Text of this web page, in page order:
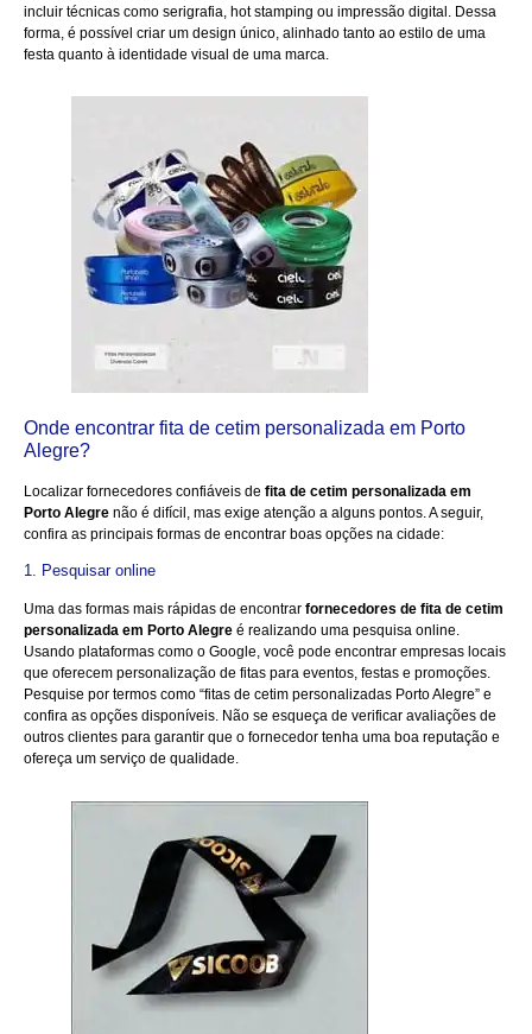
incluir técnicas como serigrafia, hot stamping ou impressão digital. Dessa
forma, é possível criar um design único, alinhado tanto ao estilo de uma
festa quanto à identidade visual de uma marca.
Onde encontrar fita de cetim personalizada em Porto
Alegre?
Localizar fornecedores confiáveis de fita de cetim personalizada em
Porto Alegre não é difícil, mas exige atenção a alguns pontos. A seguir,
confira as principais formas de encontrar boas opções na cidade:
1. Pesquisar online
Uma das formas mais rápidas de encontrar fornecedores de fita de cetim
personalizada em Porto Alegre é realizando uma pesquisa online.
Usando plataformas como o Google, você pode encontrar empresas locais
que oferecem personalização de fitas para eventos, festas e promoções.
Pesquise por termos como “fitas de cetim personalizadas Porto Alegre” e
confira as opções disponíveis. Não se esqueça de verificar avaliações de
outros clientes para garantir que o fornecedor tenha uma boa reputação e
ofereça um serviço de qualidade.